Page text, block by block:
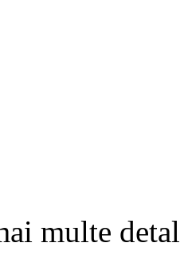
multe